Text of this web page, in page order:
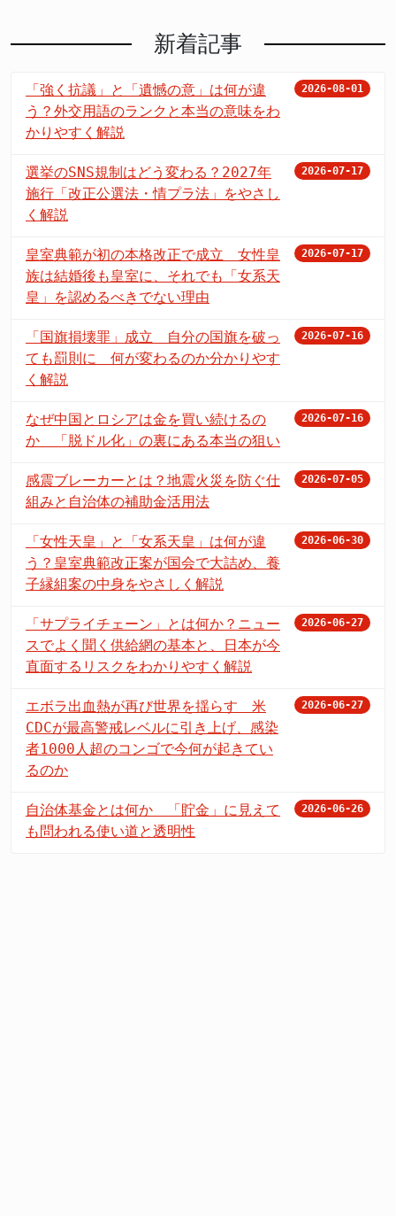
新着記事
「強く抗議」と「遺憾の意」は何が違
う？外交用語のランクと本当の意味をわ
かりやすく解説
2026-08-01
選挙のSNS規制はどう変わる？2027年
施行「改正公選法・情プラ法」をやさし
く解説
2026-07-17
皇室典範が初の本格改正で成立 女性皇
族は結婚後も皇室に、それでも「女系天
皇」を認めるべきでない理由
2026-07-17
「国旗損壊罪」成立 自分の国旗を破っ
ても罰則に 何が変わるのか分かりやす
く解説
2026-07-16
なぜ中国とロシアは金を買い続けるの
か 「脱ドル化」の裏にある本当の狙い
2026-07-16
感震ブレーカーとは？地震火災を防ぐ仕
組みと自治体の補助金活用法
2026-07-05
「女性天皇」と「女系天皇」は何が違
う？皇室典範改正案が国会で大詰め、養
子縁組案の中身をやさしく解説
2026-06-30
「サプライチェーン」とは何か？ニュー
スでよく聞く供給網の基本と、日本が今
直面するリスクをわかりやすく解説
2026-06-27
エボラ出血熱が再び世界を揺らす 米
CDCが最高警戒レベルに引き上げ、感染
者1000人超のコンゴで今何が起きてい
るのか
2026-06-27
自治体基金とは何か 「貯金」に見えて
も問われる使い道と透明性
2026-06-26